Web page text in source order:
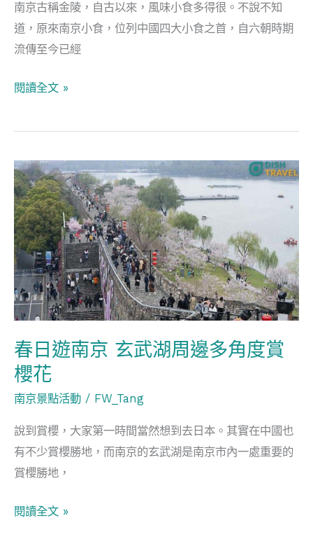
南京古稱金陵，自古以來，風味小食多得很。不說不知
道，原來南京小食，位列中國四大小食之首，自六朝時期
流傳至今已經
正
懶
人
閱讀全文 »
春日遊南京 玄武湖周邊多角度賞
櫻花
南京景點活動 / FW_Tang
說到賞櫻，大家第一時間當然想到去日本。其實在中國也
有不少賞櫻勝地，而南京的玄武湖是南京市內一處重要的
賞櫻勝地，
春
日
遊
南
京
玄
武
湖
周
邊
多
角
度
賞
櫻
閱讀全文 »